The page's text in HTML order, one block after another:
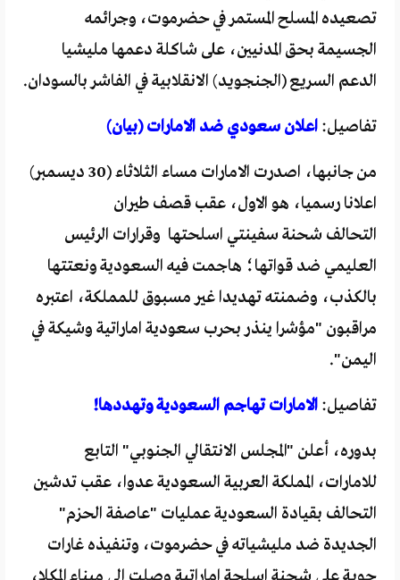
تصعيده المسلح المستمر في حضرموت، وجرائمه
الجسيمة بحق المدنيين، على شاكلة دعمها مليشيا
الدعم السريع (الجنجويد) الانقلابية في الفاشر بالسودان.
تفاصيل: اعلان سعودي ضد الامارات (بيان)
من جانبها، اصدرت الامارات مساء الثلاثاء (30 ديسمبر)
اعلانا رسميا، هو الاول، عقب قصف طيران
التحالف شحنة سفينتي اسلحتها وقرارات الرئيس
العليمي ضد قواتها؛ هاجمت فيه السعودية ونعتتها
بالكذب، وضمنته تهديدا غير مسبوق للمملكة، اعتبره
مراقبون "مؤشرا ينذر بحرب سعودية اماراتية وشيكة في
اليمن".
تفاصيل: الامارات تهاجم السعودية وتهددها!
بدوره، أعلن "المجلس الانتقالي الجنوبي" التابع
للامارات، المملكة العربية السعودية عدوا، عقب تدشين
التحالف بقيادة السعودية عمليات "عاصفة الحزم"
الجديدة ضد مليشياته في حضرموت، وتنفيذه غارات